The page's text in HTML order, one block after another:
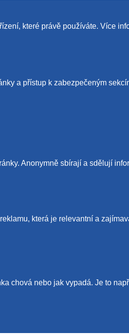
které právě používáte. Více
a přístup k zabezpečeným
Anonymně sbírají a sdělují
která je relevantní a
chová nebo jak vypadá. Je to